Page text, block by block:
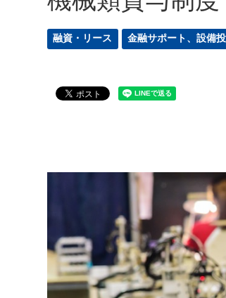
融資・リース 金融サポート、設備